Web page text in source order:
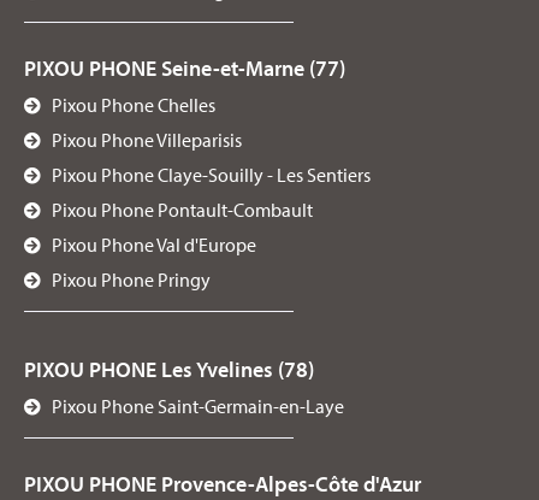
PIXOU PHONE Seine-et-Marne (77)
Pixou Phone Chelles
Pixou Phone Villeparisis
Pixou Phone Claye-Souilly - Les Sentiers
Pixou Phone Pontault-Combault
Pixou Phone Val d'Europe
Pixou Phone Pringy
PIXOU PHONE Les Yvelines (78)
Pixou Phone Saint-Germain-en-Laye
PIXOU PHONE Provence-Alpes-Côte d'Azur